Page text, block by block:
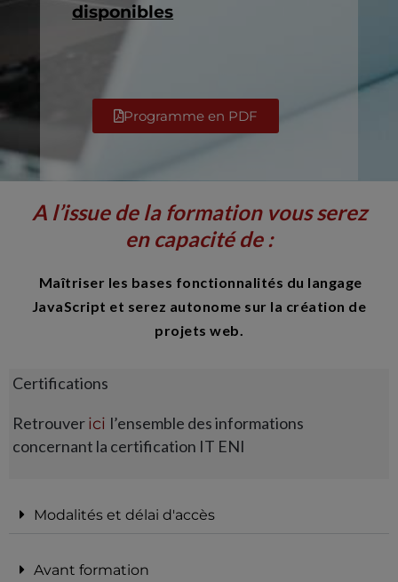
disponibles
Programme en PDF
A l’issue de la formation vous serez
en capacité de :
Maîtriser les bases fonctionnalités du langage
JavaScript et serez autonome sur la création de
projets web.
Certifications
Retrouverici l’ensemble des informations
concernant la certification IT ENI
Modalités et délai d'accès
Avant formation